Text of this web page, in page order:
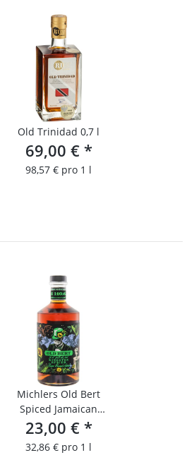
Old Trinidad 0,7 l
69,00 € *
98,57 € pro 1 l
Michlers Old Bert
Spiced Jamaican
Kingston
23,00 € *
32,86 € pro 1 l